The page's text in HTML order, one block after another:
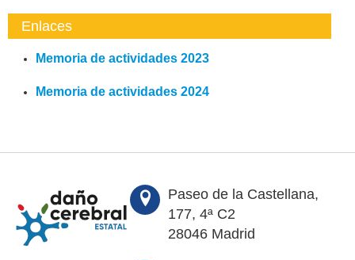
Enlaces
Memoria de actividades 2023
Memoria de actividades 2024
Paseo de la Castellana,
177, 4ª C2
28046 Madrid